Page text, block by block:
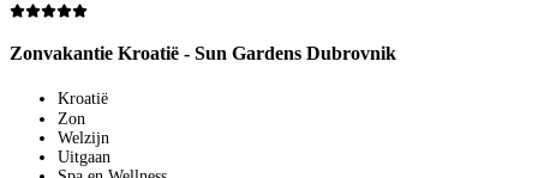
Zonvakantie Kroatië - Sun Gardens Dubrovnik
Kroatië
Zon
Welzijn
Uitgaan